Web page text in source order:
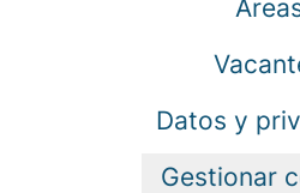
Datos y
Gestionar